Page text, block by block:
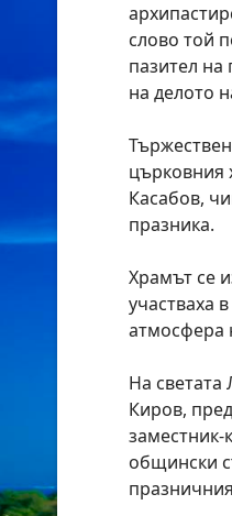
слово той
пазител на
на делото
църковния
Касабов,
празника.
Храмът се
участваха
атмосфера
На
Киров,
заместник-
общински